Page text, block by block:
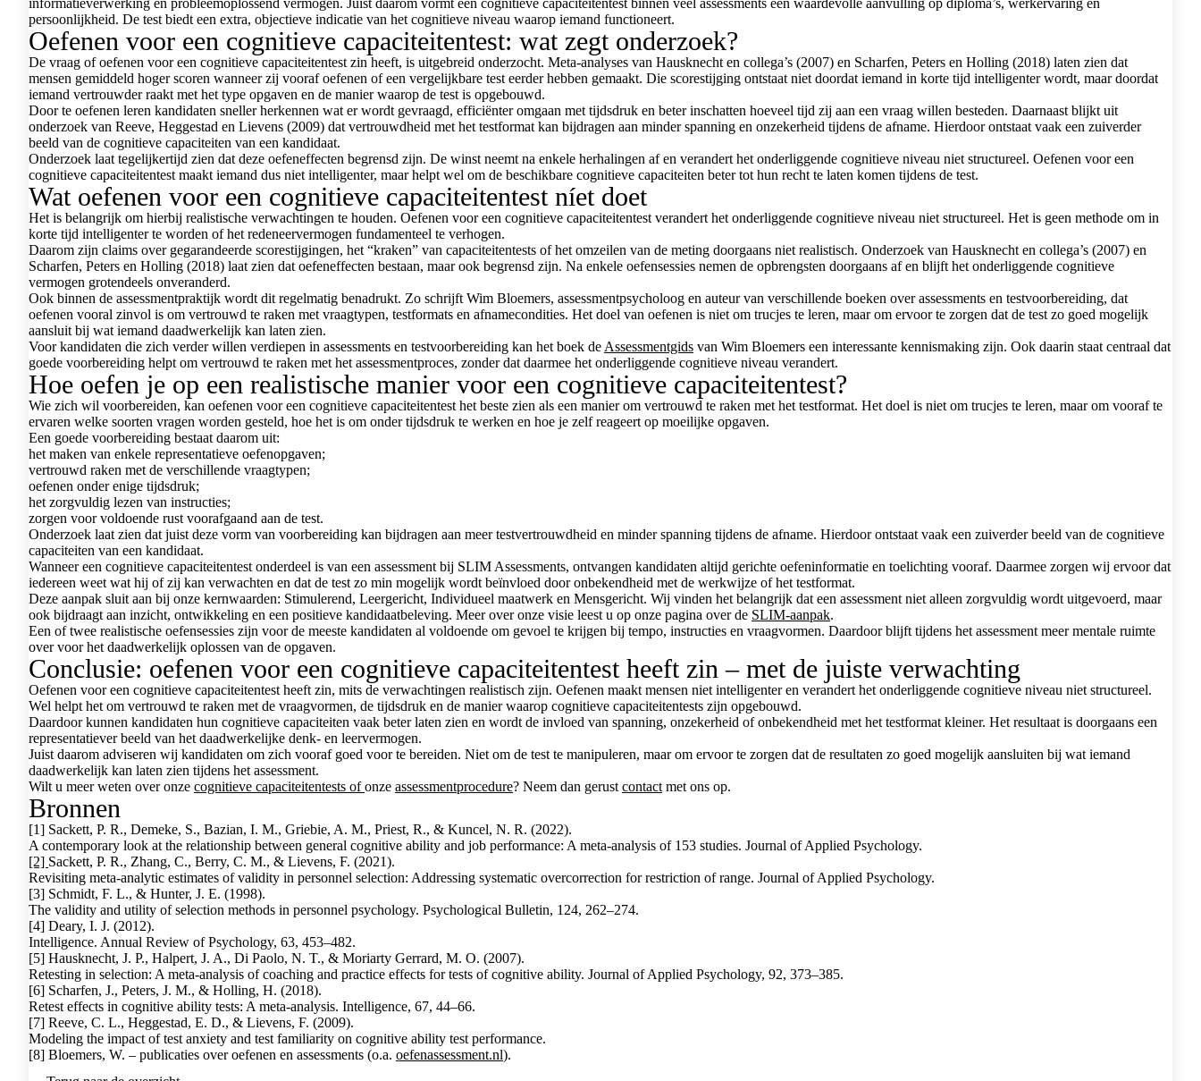
informatieverwerking en probleemoplossend vermogen. Juist daarom vormt een cognitieve capaciteitentest binnen veel assessments een waardevolle aanvulling op diploma’s, werkervaring en
persoonlijkheid. De test biedt een extra, objectieve indicatie van het cognitieve niveau waarop iemand functioneert.
Oefenen voor een cognitieve capaciteitentest: wat zegt onderzoek?
De vraag of oefenen voor een cognitieve capaciteitentest zin heeft, is uitgebreid onderzocht. Meta-analyses van Hausknecht en collega’s (2007) en Scharfen, Peters en Holling (2018) laten zien dat
mensen gemiddeld hoger scoren wanneer zij vooraf oefenen of een vergelijkbare test eerder hebben gemaakt. Die scorestijging ontstaat niet doordat iemand in korte tijd intelligenter wordt, maar doordat
iemand vertrouwder raakt met het type opgaven en de manier waarop de test is opgebouwd.
Door te oefenen leren kandidaten sneller herkennen wat er wordt gevraagd, efficiënter omgaan met tijdsdruk en beter inschatten hoeveel tijd zij aan een vraag willen besteden. Daarnaast blijkt uit
onderzoek van Reeve, Heggestad en Lievens (2009) dat vertrouwdheid met het testformat kan bijdragen aan minder spanning en onzekerheid tijdens de afname. Hierdoor ontstaat vaak een zuiverder
beeld van de cognitieve capaciteiten van een kandidaat.
Onderzoek laat tegelijkertijd zien dat deze oefeneffecten begrensd zijn. De winst neemt na enkele herhalingen af en verandert het onderliggende cognitieve niveau niet structureel. Oefenen voor een
cognitieve capaciteitentest maakt iemand dus niet intelligenter, maar helpt wel om de beschikbare cognitieve capaciteiten beter tot hun recht te laten komen tijdens de test.
Wat oefenen voor een cognitieve capaciteitentest níet doet
Het is belangrijk om hierbij realistische verwachtingen te houden. Oefenen voor een cognitieve capaciteitentest verandert het onderliggende cognitieve niveau niet structureel. Het is geen methode om in
korte tijd intelligenter te worden of het redeneervermogen fundamenteel te verhogen.
Daarom zijn claims over gegarandeerde scorestijgingen, het “kraken” van capaciteitentests of het omzeilen van de meting doorgaans niet realistisch. Onderzoek van Hausknecht en collega’s (2007) en
Scharfen, Peters en Holling (2018) laat zien dat oefeneffecten bestaan, maar ook begrensd zijn. Na enkele oefensessies nemen de opbrengsten doorgaans af en blijft het onderliggende cognitieve
vermogen grotendeels onveranderd.
Ook binnen de assessmentpraktijk wordt dit regelmatig benadrukt. Zo schrijft Wim Bloemers, assessmentpsycholoog en auteur van verschillende boeken over assessments en testvoorbereiding, dat
oefenen vooral zinvol is om vertrouwd te raken met vraagtypen, testformats en afnamecondities. Het doel van oefenen is niet om trucjes te leren, maar om ervoor te zorgen dat de test zo goed mogelijk
aansluit bij wat iemand daadwerkelijk kan laten zien.
Voor kandidaten die zich verder willen verdiepen in assessments en testvoorbereiding kan het boek de Assessmentgids van Wim Bloemers een interessante kennismaking zijn. Ook daarin staat centraal dat
goede voorbereiding helpt om vertrouwd te raken met het assessmentproces, zonder dat daarmee het onderliggende cognitieve niveau verandert.
Hoe oefen je op een realistische manier voor een cognitieve capaciteitentest?
Wie zich wil voorbereiden, kan oefenen voor een cognitieve capaciteitentest het beste zien als een manier om vertrouwd te raken met het testformat. Het doel is niet om trucjes te leren, maar om vooraf te
ervaren welke soorten vragen worden gesteld, hoe het is om onder tijdsdruk te werken en hoe je zelf reageert op moeilijke opgaven.
Een goede voorbereiding bestaat daarom uit:
het maken van enkele representatieve oefenopgaven;
vertrouwd raken met de verschillende vraagtypen;
oefenen onder enige tijdsdruk;
het zorgvuldig lezen van instructies;
zorgen voor voldoende rust voorafgaand aan de test.
Onderzoek laat zien dat juist deze vorm van voorbereiding kan bijdragen aan meer testvertrouwdheid en minder spanning tijdens de afname. Hierdoor ontstaat vaak een zuiverder beeld van de cognitieve
capaciteiten van een kandidaat.
Wanneer een cognitieve capaciteitentest onderdeel is van een assessment bij SLIM Assessments, ontvangen kandidaten altijd gerichte oefeninformatie en toelichting vooraf. Daarmee zorgen wij ervoor dat
iedereen weet wat hij of zij kan verwachten en dat de test zo min mogelijk wordt beïnvloed door onbekendheid met de werkwijze of het testformat.
Deze aanpak sluit aan bij onze kernwaarden: Stimulerend, Leergericht, Individueel maatwerk en Mensgericht. Wij vinden het belangrijk dat een assessment niet alleen zorgvuldig wordt uitgevoerd, maar
ook bijdraagt aan inzicht, ontwikkeling en een positieve kandidaatbeleving. Meer over onze visie leest u op onze pagina over de SLIM-aanpak.
Een of twee realistische oefensessies zijn voor de meeste kandidaten al voldoende om gevoel te krijgen bij tempo, instructies en vraagvormen. Daardoor blijft tijdens het assessment meer mentale ruimte
over voor het daadwerkelijk oplossen van de opgaven.
Conclusie: oefenen voor een cognitieve capaciteitentest heeft zin – met de juiste verwachting
Oefenen voor een cognitieve capaciteitentest heeft zin, mits de verwachtingen realistisch zijn. Oefenen maakt mensen niet intelligenter en verandert het onderliggende cognitieve niveau niet structureel.
Wel helpt het om vertrouwd te raken met de vraagvormen, de tijdsdruk en de manier waarop cognitieve capaciteitentests zijn opgebouwd.
Daardoor kunnen kandidaten hun cognitieve capaciteiten vaak beter laten zien en wordt de invloed van spanning, onzekerheid of onbekendheid met het testformat kleiner. Het resultaat is doorgaans een
representatiever beeld van het daadwerkelijke denk- en leervermogen.
Juist daarom adviseren wij kandidaten om zich vooraf goed voor te bereiden. Niet om de test te manipuleren, maar om ervoor te zorgen dat de resultaten zo goed mogelijk aansluiten bij wat iemand
daadwerkelijk kan laten zien tijdens het assessment.
Wilt u meer weten over onze cognitieve capaciteitentests ofonze assessmentprocedure? Neem dan gerust contact met ons op.
Bronnen
[1] Sackett, P. R., Demeke, S., Bazian, I. M., Griebie, A. M., Priest, R., & Kuncel, N. R. (2022).
A contemporary look at the relationship between general cognitive ability and job performance: A meta-analysis of 153 studies. Journal of Applied Psychology.
[2] Sackett, P. R., Zhang, C., Berry, C. M., & Lievens, F. (2021).
Revisiting meta-analytic estimates of validity in personnel selection: Addressing systematic overcorrection for restriction of range. Journal of Applied Psychology.
[3] Schmidt, F. L., & Hunter, J. E. (1998).
The validity and utility of selection methods in personnel psychology. Psychological Bulletin, 124, 262–274.
[4] Deary, I. J. (2012).
Intelligence. Annual Review of Psychology, 63, 453–482.
[5] Hausknecht, J. P., Halpert, J. A., Di Paolo, N. T., & Moriarty Gerrard, M. O. (2007).
Retesting in selection: A meta-analysis of coaching and practice effects for tests of cognitive ability. Journal of Applied Psychology, 92, 373–385.
[6] Scharfen, J., Peters, J. M., & Holling, H. (2018).
Retest effects in cognitive ability tests: A meta-analysis. Intelligence, 67, 44–66.
[7] Reeve, C. L., Heggestad, E. D., & Lievens, F. (2009).
Modeling the impact of test anxiety and test familiarity on cognitive ability test performance.
[8] Bloemers, W. – publicaties over oefenen en assessments (o.a. oefenassessment.nl).